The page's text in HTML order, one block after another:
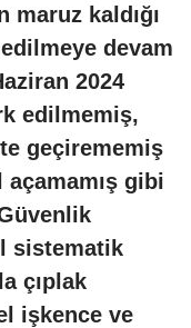
maruz kaldığı
devam
2024
edilmemiş,
geçirememiş
gibi
sistematik
çıplak
işkence ve